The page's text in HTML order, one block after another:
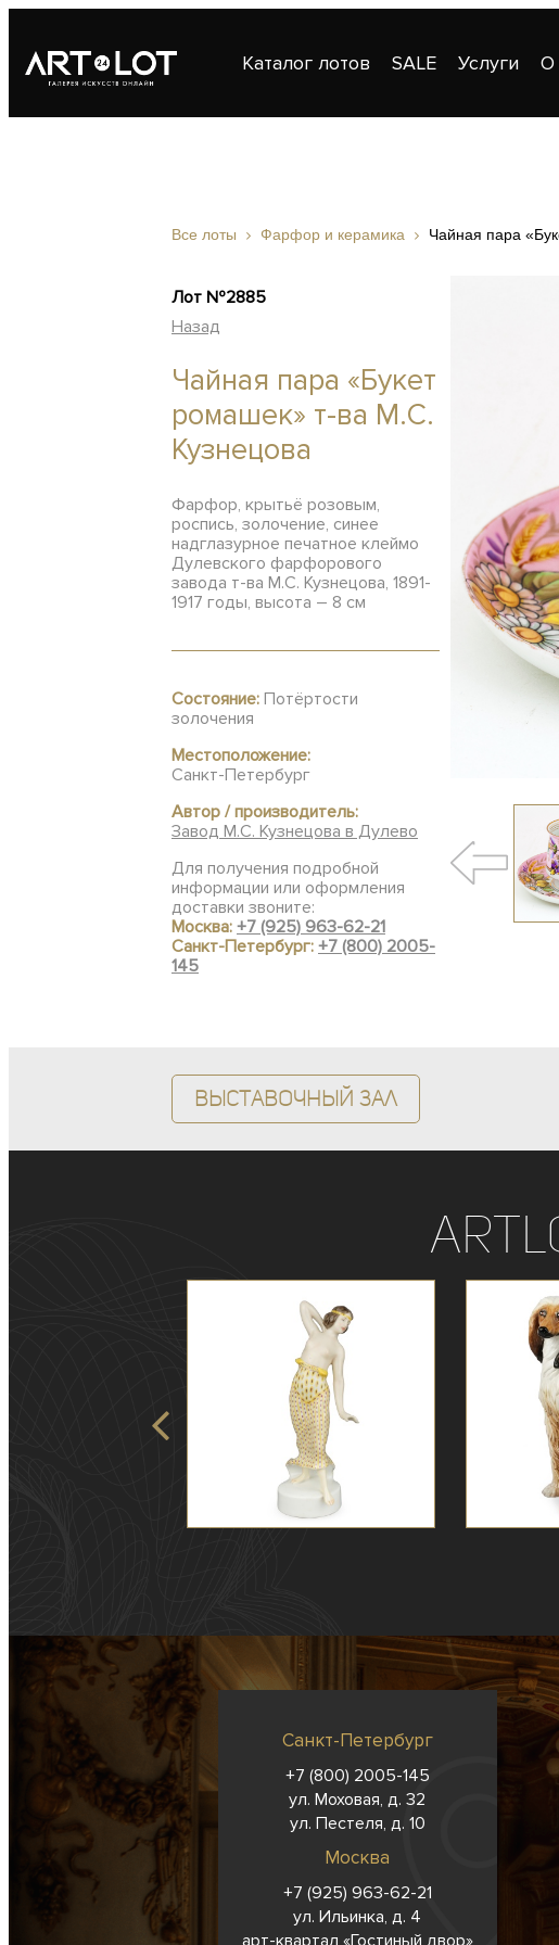
Каталог лотов SALE Услуги О
Все лоты Фарфор и керамика Чайная пара
Лот №2885
Назад
Чайная пара «Букет
ромашек» т-ва М.С.
Кузнецова
Фарфор, крытьё розовым,
роспись, золочение, синее
надглазурное печатное клеймо
Дулевского фарфорового
завода т-ва М.С. Кузнецова, 1891-
1917 годы, высота – 8 см
Состояние: Потёртости
золочения
Местоположение:
Санкт-Петербург
Автор / производитель:
Завод М.С. Кузнецова в Дулево
Для получения подробной
информации или оформления
доставки звоните:
Москва: +7 (925) 963-62-21
Санкт-Петербург: +7 (800) 2005-
145
Выставочный зал
Санкт-Петербург
+7 (800) 2005-145
ул. Моховая, д. 32
ул. Пестеля, д. 10
Москва
+7 (925) 963-62-21
ул. Ильинка, д. 4